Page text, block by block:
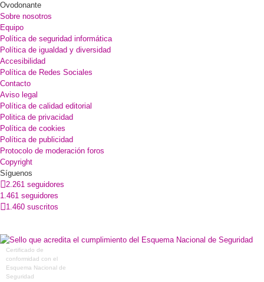
Ovodonante
Sobre nosotros
Equipo
Política de seguridad informática
Política de igualdad y diversidad
Accesibilidad
Política de Redes Sociales
Contacto
Aviso legal
Política de calidad editorial
Politica de privacidad
Política de cookies
Política de publicidad
Protocolo de moderación foros
Copyright
Síguenos
2.261 seguidores
1.461 seguidores
1.460 suscritos
Certificado de
conformidad con el
Esquema Nacional de
Seguridad